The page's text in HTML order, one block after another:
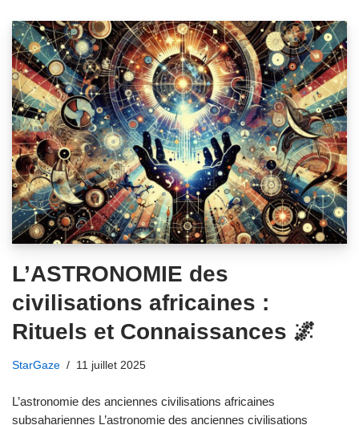
L’ASTRONOMIE des
civilisations africaines :
Rituels et Connaissances 🌌
StarGaze 11 juillet 2025
L’astronomie des anciennes civilisations africaines
subsahariennes L’astronomie des anciennes civilisations